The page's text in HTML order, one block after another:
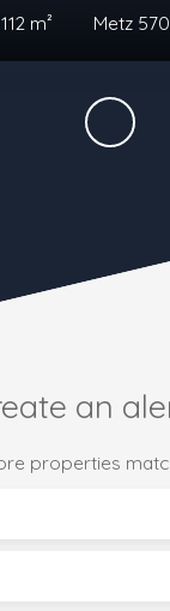
112 m² Metz
an
properties